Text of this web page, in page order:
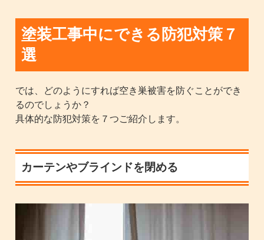
塗装工事中にできる防犯対策７
選
では、どのようにすれば空き巣被害を防ぐことができ
るのでしょうか？
具体的な防犯対策を７つご紹介します。
カーテンやブラインドを閉める